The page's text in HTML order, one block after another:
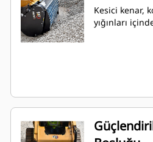
Kesici kenar,
yığınları